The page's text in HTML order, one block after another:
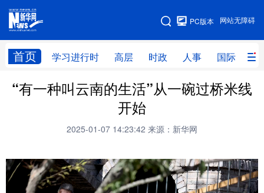
网站无障碍
PC版本
首页 学习进行时 高层 时政 人事 国际 财
网站地图
学习进行时 高层 时政 人事
科技 科创 量子 体育
文化 书画 健康 军事
“有一种叫云南的生活”从一碗过桥米线
开始
2025-01-07 14:23:42 来源：新华网